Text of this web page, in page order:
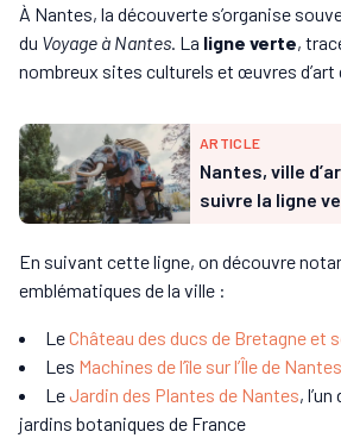
À Nantes, la découverte s’organise
du Voyage à Nantes . La ligne verte,
nombreux sites culturels et œuvres d’art
ARTICLE
Nantes, ville
suivre la ligne
En suivant cette ligne, on découvre
emblématiques de la ville :
LeChâteau des ducs de Bretagne et
Les Machines de l’île sur l’Île de Nantes
LeJardin des Plantes de Nantes,
jardins botaniques de France